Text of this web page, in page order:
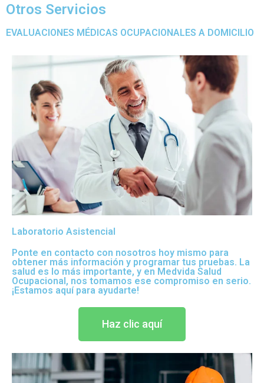
Otros Servicios
EVALUACIONES MÉDICAS OCUPACIONALES A DOMICILIO
Laboratorio Asistencial
Ponte en contacto con nosotros hoy mismo para
obtener más información y programar tus pruebas. La
salud es lo más importante, y en Medvida Salud
Ocupacional, nos tomamos ese compromiso en serio.
¡Estamos aquí para ayudarte!
Haz clic aquí